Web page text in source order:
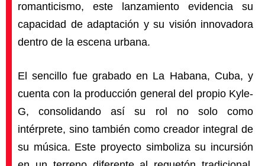
romanticismo, este lanzamiento evidencia su
capacidad de adaptación y su visión innovadora
dentro de la escena urbana.
El sencillo fue grabado en La Habana, Cuba, y
cuenta con la producción general del propio Kyle-
G, consolidando así su rol no solo como
intérprete, sino también como creador integral de
su música. Este proyecto simboliza su incursión